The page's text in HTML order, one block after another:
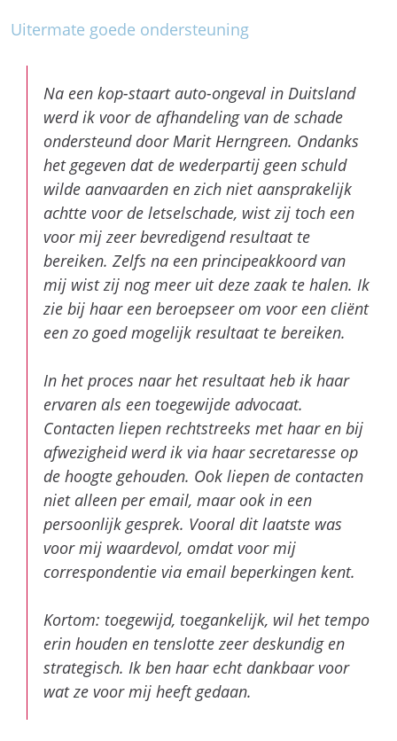
ondersteund door Marit Herngreen. Ondanks
achtte voor de letselschade, wist zij toch een
voor mij zeer bevredigend resultaat te
bereiken. Zelfs na een principeakkoord van
mij wist zij nog meer uit deze zaak te halen. Ik
zie bij haar een beroepseer om voor een cliënt
een zo goed mogelijk resultaat te bereiken.
In het proces naar het resultaat heb ik haar
ervaren als een toegewijde advocaat.
Contacten liepen rechtstreeks met haar en bij
afwezigheid werd ik via haar secretaresse op
niet alleen per email, maar ook in een
persoonlijk gesprek. Vooral dit laatste was
voor mij waardevol, omdat voor mij
correspondentie via email beperkingen kent.
Kortom: toegewijd, toegankelijk, wil het tempo
erin houden en tenslotte zeer deskundig en
strategisch. Ik ben haar echt dankbaar voor
wat ze voor mij heeft gedaan.
Onze specialisten